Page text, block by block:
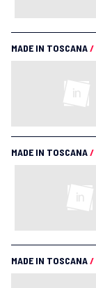
MADE IN TOSCANA/
MADE IN TOSCANA/
MADE IN TOSCANA/